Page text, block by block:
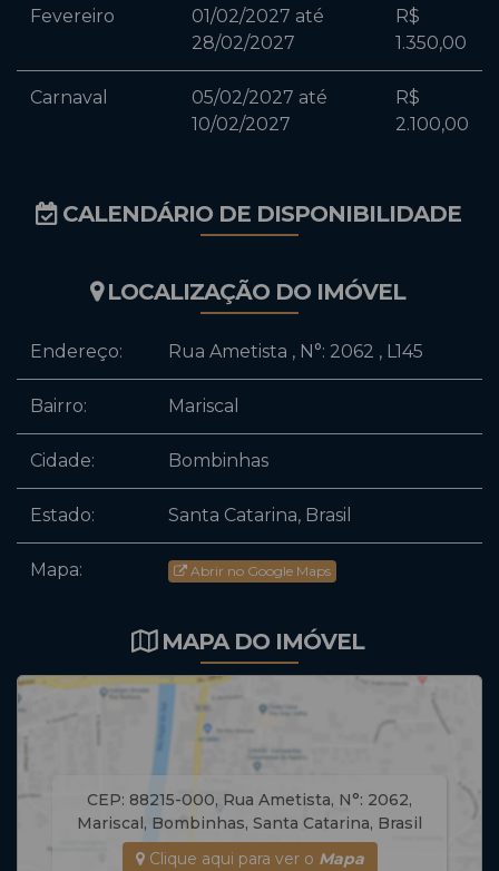
Fevereiro
01/02/2027 até
28/02/2027
R$
1.350,00
Carnaval
05/02/2027 até
10/02/2027
R$
2.100,00
CALENDÁRIO DE DISPONIBILIDADE
LOCALIZAÇÃO DO IMÓVEL
Endereço: Rua Ametista , N°: 2062 , L145
Bairro: Mariscal
Cidade: Bombinhas
Estado: Santa Catarina, Brasil
Mapa: Abrir no Google Maps
MAPA DO IMÓVEL
CEP: 88215-000, Rua Ametista, N°: 2062,
Mariscal, Bombinhas, Santa Catarina, Brasil
Clique aqui para ver o Mapa